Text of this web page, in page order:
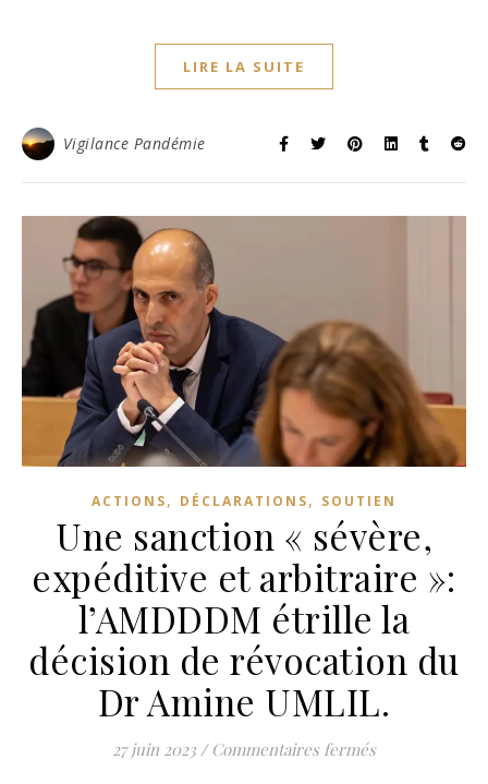
LIRE LA SUITE
Vigilance Pandémie
ACTIONS, DÉCLARATIONS, SOUTIEN
Une sanction « sévère,
expéditive et arbitraire »:
l’AMDDDM étrille la
décision de révocation du
Dr Amine UMLIL.
27 juin 2023 / Commentaires ferméssur Une